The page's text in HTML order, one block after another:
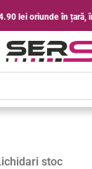
lei oriunde în țară,
stoc